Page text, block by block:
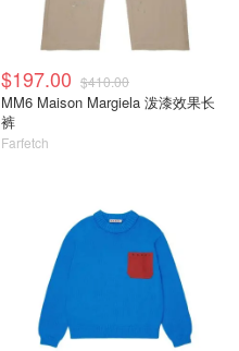
$197.00 $410.00
MM6 Maison Margiela 泼漆效果长
裤
Farfetch